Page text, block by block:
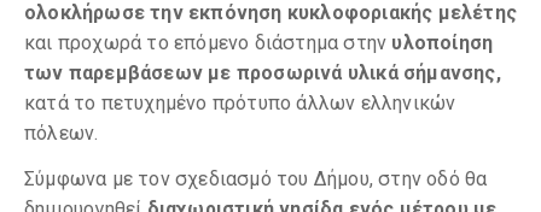
ολοκλήρωσε την εκπόνηση κυκλοφοριακής μελέτης
και προχωρά το επόμενο διάστημα στην υλοποίηση
των παρεμβάσεων με προσωρινά υλικά σήμανσης,
κατά το πετυχημένο πρότυπο άλλων ελληνικών
πόλεων.
Σύμφωνα με τον σχεδιασμό του Δήμου, στην οδό θα